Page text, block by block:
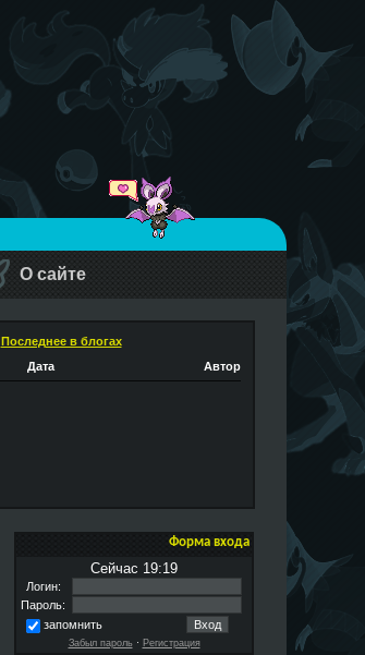
О сайте
Последнее в блогах
Дата Автор
Форма входа
Сейчас 19:19
Логин:
Пароль:
запомнить
Забыл пароль· Регистрация